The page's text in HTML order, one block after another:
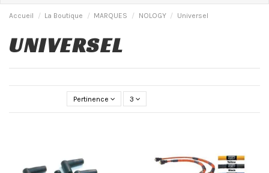
Accueil La Boutique MARQUES NOLOGY Universel
UNIVERSEL
Pertinence 3